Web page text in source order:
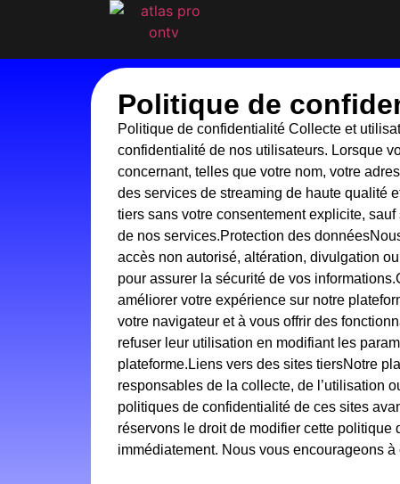
Politique de
Politique de confidentialité Collecte et
confidentialité de nos utilisateurs. Lorsque
concernant, telles que votre nom, votre
des services de streaming de haute qualité
tiers sans votre consentement explicite,
de nos services.Protection des
accès non autorisé, altération, divulgation
pour assurer la sécurité de vos
améliorer votre expérience sur notre
votre navigateur et à vous offrir des
refuser leur utilisation en modifiant les
plateforme.Liens vers des sites tiersNotre
responsables de la collecte, de l’utilisation
politiques de confidentialité de ces sites
réservons le droit de modifier cette
immédiatement. Nous vous encourageons